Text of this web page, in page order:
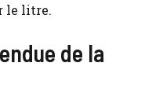
le litre.
de la